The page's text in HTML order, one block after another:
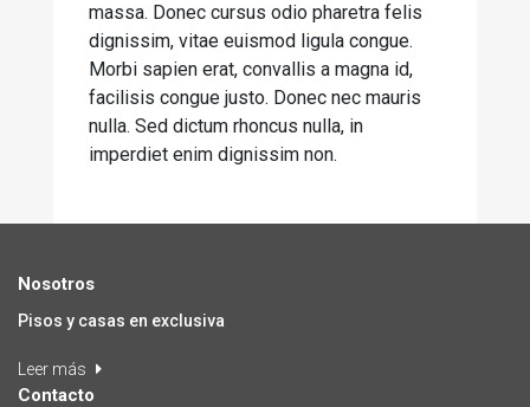
massa. Donec cursus odio pharetra felis
dignissim, vitae euismod ligula congue.
Morbi sapien erat, convallis a magna id,
facilisis congue justo. Donec nec mauris
nulla. Sed dictum rhoncus nulla, in
imperdiet enim dignissim non.
Nosotros
Pisos y casas en exclusiva
Leer más
Contacto